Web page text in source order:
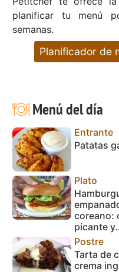
planificar tu menú
semanas.
Planificador de
Menú del día
Entrante
Patatas
Plato
coreano:
picante
Postre
Tarta de
crema